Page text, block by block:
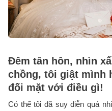
Đêm tân hôn, nhìn
chồng, tôi giật mình
đối mặt với điều gì!
Có thể tôi đã suy diễn quá